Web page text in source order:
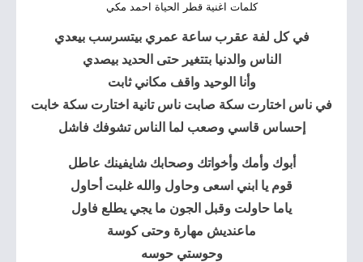
كلمات اغنية قطر الحياة احمد مكي
في كل لفة عقرب ساعة عمري بيتسرسب بيعدي
الناس والدنيا بتتغير حتى الحديد بيصدي
وأنا الوحيد واقف مكاني ثابت
في ناس اختارت سكة صابت ناس تانية اختارت سكة خابت
إحساس قاسي وصعب لما الناس تشوفك فاشل
أبوك وأمك وأخواتك وصحابك شايفينك عاطل
قوم يا ابني اسعى وحاول والله غلبت أحاول
ياما حاولت وقبل الجون ما يجي يطلع فاول
ماعنديش مهارة وحتى كوسة
وحوستي حوسه